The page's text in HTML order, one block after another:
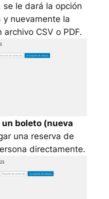
se le dará la opción
y nuevamente la
CSV o PDF.
boleto (nueva
una reserva de
directamente.